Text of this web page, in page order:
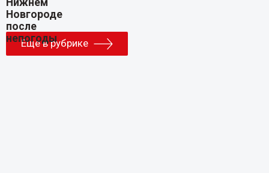
Еще в рубрике